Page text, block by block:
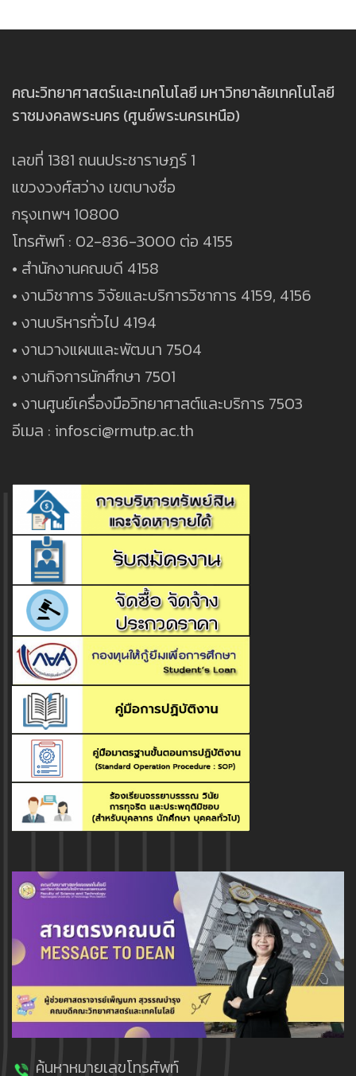
คณะวิทยาศาสตร์และเทคโนโลยี มหาวิทยาลัยเทคโนโลยี
ราชมงคลพระนคร (ศูนย์พระนครเหนือ)
เลขที่ 1381 ถนนประชาราษฎร์ 1
แขวงวงศ์สว่าง เขตบางซื่อ
กรุงเทพฯ 10800
โทรศัพท์ : 02-836-3000 ต่อ 4155
• สำนักงานคณบดี 4158
• งานวิชาการ วิจัยและบริการวิชาการ 4159, 4156
• งานบริหารทั่วไป 4194
• งานวางแผนและพัฒนา 7504
• งานกิจการนักศึกษา 7501
• งานศูนย์เครื่องมือวิทยาศาสต์และบริการ 7503
อีเมล : infosci@rmutp.ac.th
ค้นหาหมายเลขโทรศัพท์